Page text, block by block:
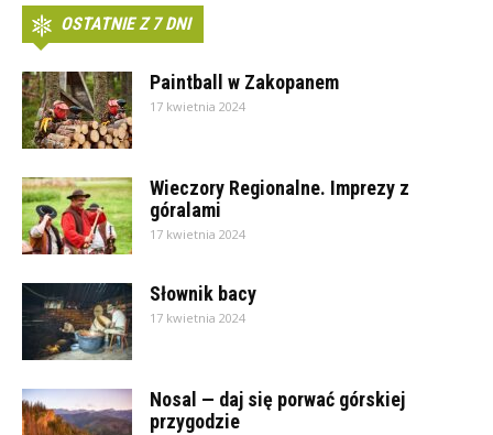
OSTATNIE Z 7 DNI
Paintball w Zakopanem
17 kwietnia 2024
Wieczory Regionalne. Imprezy z
góralami
17 kwietnia 2024
Słownik bacy
17 kwietnia 2024
Nosal — daj się porwać górskiej
przygodzie